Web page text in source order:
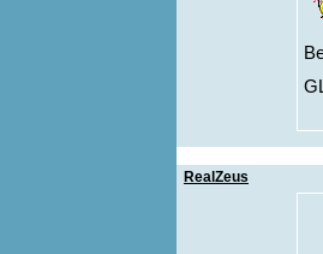
RealZeus